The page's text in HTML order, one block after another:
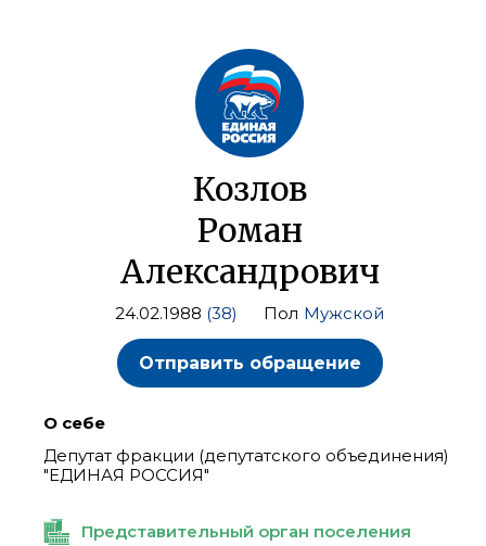
Козлов
Роман
Александрович
24.02.1988 (38) Пол Мужской
Отправить обращение
О себе
Депутат фракции (депутатского объединения)
"ЕДИНАЯ РОССИЯ"
Представительный орган поселения